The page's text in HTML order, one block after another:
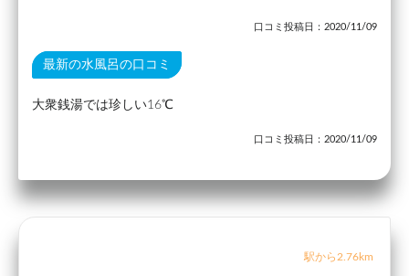
口コミ投稿日：2020/11/09
最新の水風呂の口コミ
大衆銭湯では珍しい16℃
口コミ投稿日：2020/11/09
駅から2.76km